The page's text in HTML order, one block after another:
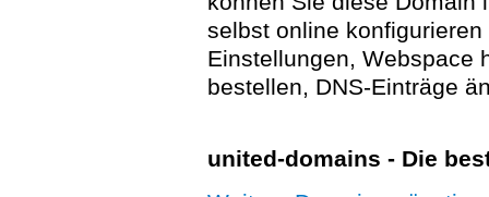
selbst online
Einstellungen, Webspace
bestellen, DNS-Einträge
united-domains - Die